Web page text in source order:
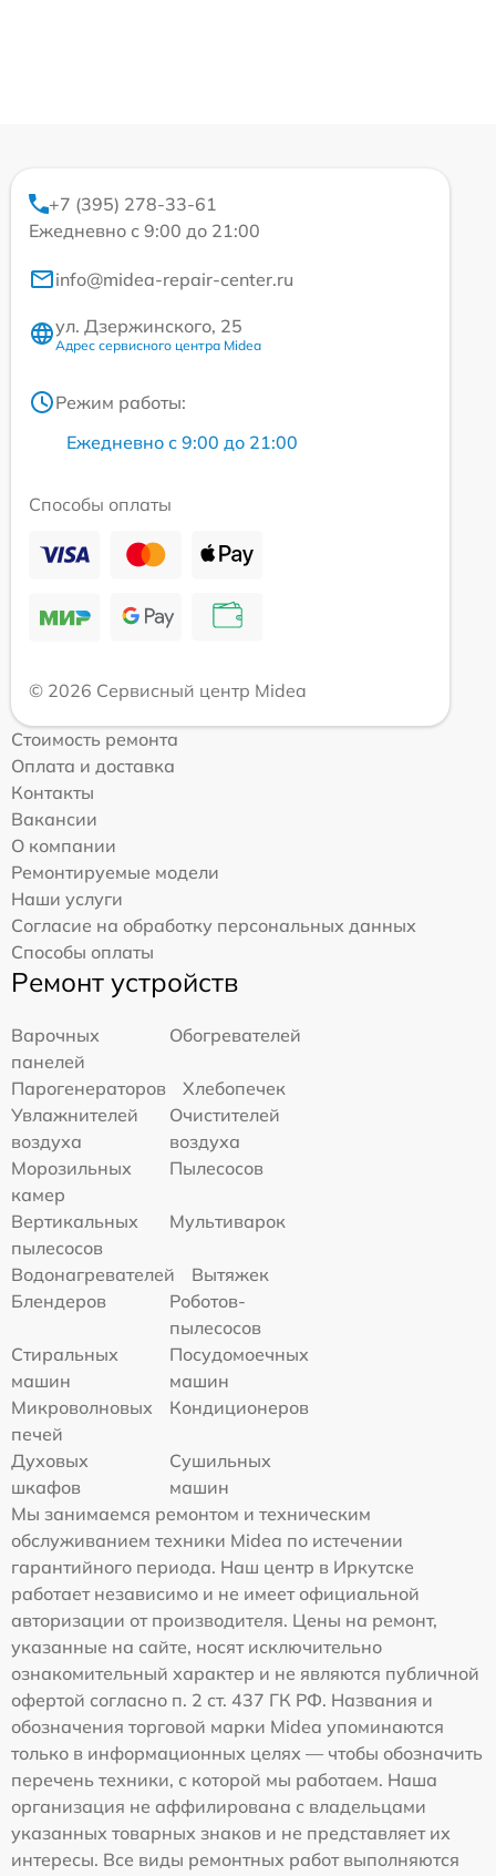
+7 (395) 278-33-61
Ежедневно с 9:00 до 21:00
info@midea-repair-center.ru
ул. Дзержинского, 25
Адрес сервисного центра Midea
Режим работы:
Ежедневно с 9:00 до 21:00
Способы оплаты
© 2026 Сервисный центр Midea
Стоимость ремонта
Оплата и доставка
Контакты
Вакансии
О компании
Ремонтируемые модели
Наши услуги
Согласие на обработку персональных данных
Способы оплаты
Ремонт устройств
Варочных
панелей
Обогревателей
Парогенераторов
Хлебопечек
Увлажнителей
воздуха
Очистителей
воздуха
Морозильных
камер
Пылесосов
Вертикальных
пылесосов
Мультиварок
Водонагревателей
Вытяжек
Блендеров
Роботов-
пылесосов
Стиральных
машин
Посудомоечных
машин
Микроволновых
печей
Кондиционеров
Духовых
шкафов
Сушильных
машин
Мы занимаемся ремонтом и техническим
обслуживанием техники Midea по истечении
гарантийного периода. Наш центр в Иркутске
работает независимо и не имеет официальной
авторизации от производителя. Цены на ремонт,
указанные на сайте, носят исключительно
ознакомительный характер и не являются публичной
офертой согласно п. 2 ст. 437 ГК РФ. Названия и
обозначения торговой марки Midea упоминаются
только в информационных целях — чтобы обозначить
перечень техники, с которой мы работаем. Наша
организация не аффилирована с владельцами
указанных товарных знаков и не представляет их
интересы. Все виды ремонтных работ выполняются